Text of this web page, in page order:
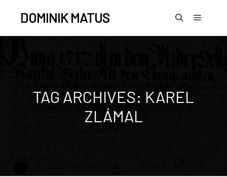
DOMINIK MATUS
TAG ARCHIVES: KAREL
ZLÁMAL